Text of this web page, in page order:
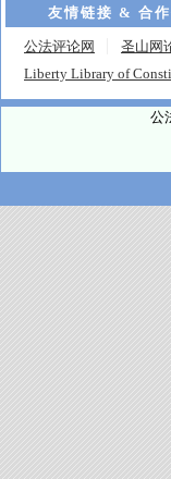
友情链接 & 合
公法评论网 圣山网
Liberty Library of
公